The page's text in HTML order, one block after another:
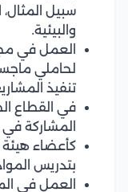
سبيل المثال،
والبيئية.
العمل في
لحاملي
تنفيذ
في القطاع
المشاركة في
كأعضاء هيئة
بتدريس
العمل في